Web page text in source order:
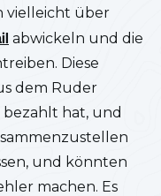
vielleicht über
abwickeln und die
Diese
dem Ruder
bezahlt hat, und
und könnten
machen. Es